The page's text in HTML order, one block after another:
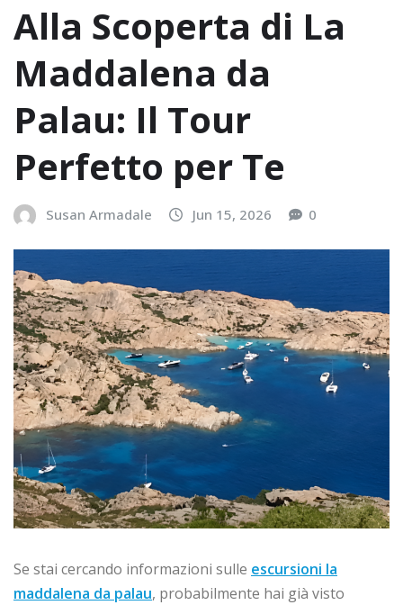
Alla Scoperta di La
Maddalena da
Palau: Il Tour
Perfetto per Te
Susan Armadale Jun 15, 2026 0
Se stai cercando informazioni sulle escursioni la
maddalena da palau, probabilmente hai già visto